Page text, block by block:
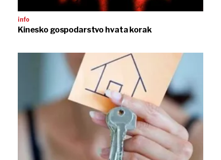
info
Kinesko gospodarstvo hvata korak